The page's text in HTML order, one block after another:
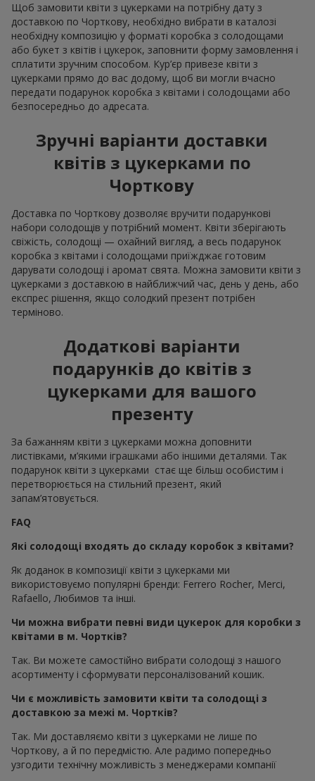
Щоб замовити квіти з цукерками на потрібну дату з
доставкою по Чорткову, необхідно вибрати в каталозі
необхідну композицію у форматі коробка з солодощами
або букет з квітів і цукерок, заповнити форму замовлення і
сплатити зручним способом. Кур’єр привезе квіти з
цукерками прямо до вас додому, щоб ви могли вчасно
передати подарунок коробка з квітами і солодощами або
безпосередньо до адресата.
Зручні варіанти доставки
квітів з цукерками по
Чорткову
Доставка по Чорткову дозволяє вручити подарункові
набори солодощів у потрібний момент. Квіти зберігають
свіжість, солодощі — охайний вигляд, а весь подарунок
коробка з квітами і солодощами приїжджає готовим
дарувати солодощі і аромат свята. Можна замовити квіти з
цукерками з доставкою в найближчий час, день у день, або
експрес рішення, якщо солодкий презент потрібен
терміново.
Додаткові варіанти
подарунків до квітів з
цукерками для вашого
презенту
За бажанням квіти з цукерками можна доповнити
листівками, м’якими іграшками або іншими деталями. Так
подарунок квіти з цукерками стає ще більш особистим і
перетворюється на стильний презент, який
запам’ятовується.
FAQ
Які солодощі входять до складу коробок з квітами?
Як доданок в композиції квіти з цукерками ми
використовуємо популярні бренди: Ferrero Rocher, Merci,
Rafaello, Любимов та інші.
Чи можна вибрати певні види цукерок для коробки з
квітами в м. Чортків?
Так. Ви можете самостійно вибрати солодощі з нашого
асортименту і сформувати персоналізований кошик.
Чи є можливість замовити квіти та солодощі з
доставкою за межі м. Чортків?
Так. Ми доставляємо квіти з цукерками не лише по
Чорткову, а й по передмістю. Але радимо попередньо
узгодити технічну можливість з менеджерами компанії